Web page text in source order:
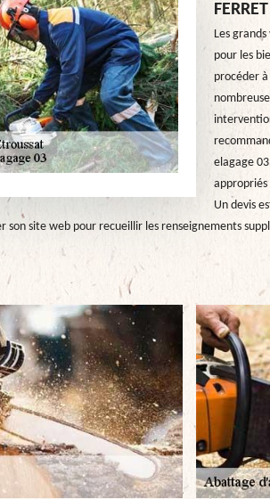
Les
pour les
procéder
elagage
Un devis
son site web pour recueillir les renseignements